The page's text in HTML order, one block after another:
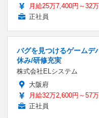
月給25万7,400円～32
正社員
バグを見つけるゲームデ
休み/研修充実
株式会社ELシステム
大阪府
月給32万2,600円～57
正社員